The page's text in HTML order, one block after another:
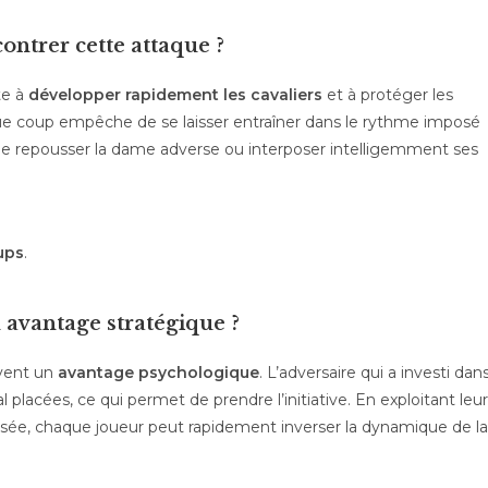
cette attaque ?
à développer rapidement les cavaliers et à protéger les
coup empêche de se laisser entraîner dans le rythme imposé
repousser la dame adverse ou interposer intelligemment ses
.
stratégique ?
un avantage psychologique. L’adversaire qui a investi
ce qui permet de prendre l’initiative. En exploitant
chaque joueur peut rapidement inverser la dynamique de la